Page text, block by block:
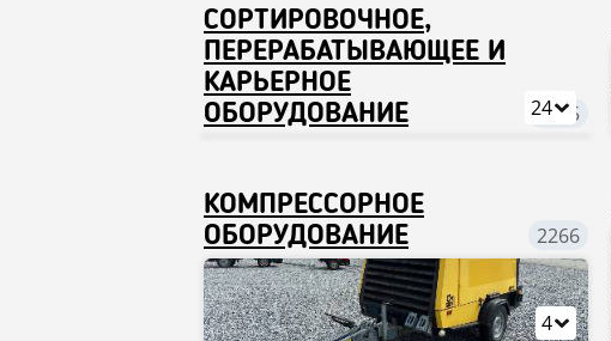
СОРТИРОВОЧНОЕ,
ПЕРЕРАБАТЫВАЮЩЕЕ И
КАРЬЕРНОЕ
ОБОРУДОВАНИЕ
8025
24
КОМПРЕССОРНОЕ
ОБОРУДОВАНИЕ
2266
4